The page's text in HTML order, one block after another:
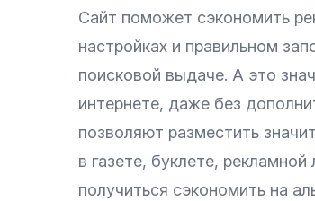
Сайт поможет сэкономить
настройках и правильном
поисковой выдаче. А это
интернете, даже без
позволяют разместить
в газете, буклете,
получиться сэкономить на